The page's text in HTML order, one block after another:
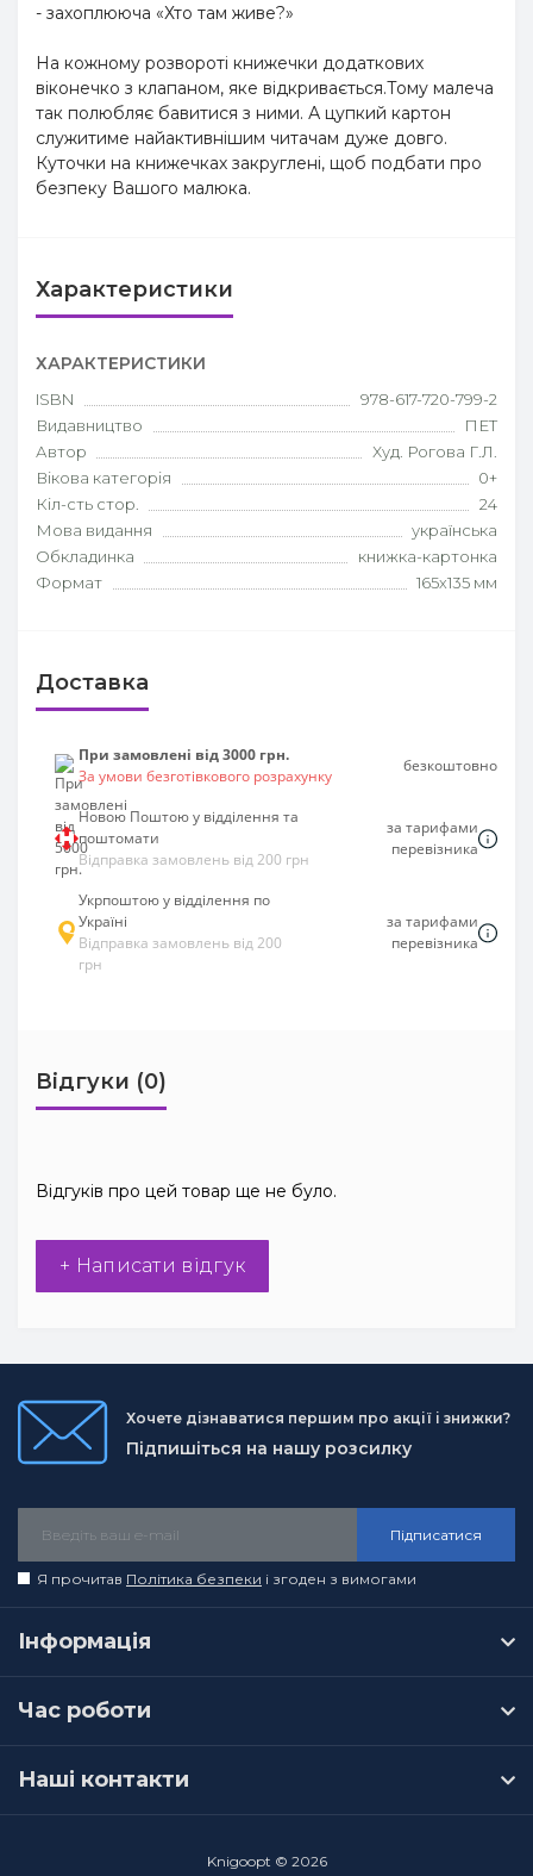
- захоплююча «Хто там живе?»
На кожному розвороті книжечки додаткових
віконечко з клапаном, яке відкривається.Тому малеча
так полюбляє бавитися з ними. А цупкий картон
служитиме найактивнішим читачам дуже довго.
Куточки на книжечках закруглені, щоб подбати про
безпеку Вашого малюка.
Характеристики
ХАРАКТЕРИСТИКИ
ISBN
978-617-720-799-2
Видавництво
ПЕТ
Автор
Худ. Рогова Г.Л.
Вікова категорія
0+
Кіл-сть стор.
24
Мова видання
українська
Обкладинка
книжка-картонка
Формат
165х135 мм
Доставка
При замовлені від 3000 грн.
За умови безготівкового розрахунку
безкоштовно
Новою Поштою у відділення та
поштомати
Відправка замовлень від 200 грн
за тарифами
перевізника
Укрпоштою у відділення по
Україні
Відправка замовлень від 200
грн
за тарифами
перевізника
Відгуки (0)
Відгуків про цей товар ще не було.
+ Написати відгук
Хочете дізнаватися першим про акції і знижки?
Підпишіться на нашу розсилку
Підписатися
Я прочитав Політика безпеки і згоден з вимогами
Інформація
Час роботи
Наші контакти
Knigoopt © 2026